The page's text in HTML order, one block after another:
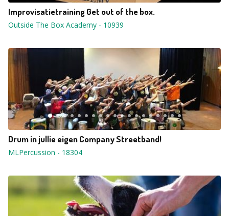
Improvisatietraining Get out of the box.
Outside The Box Academy - 10939
Drum in jullie eigen Company Streetband!
MLPercussion - 18304